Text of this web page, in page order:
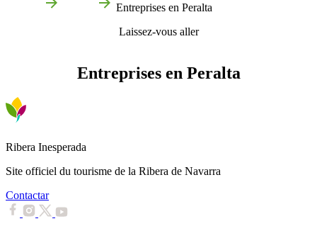
Entreprises en Peralta
Laissez-vous aller
Entreprises en Peralta
Ribera Inesperada
Site officiel du tourisme de la Ribera de Navarra
Contactar